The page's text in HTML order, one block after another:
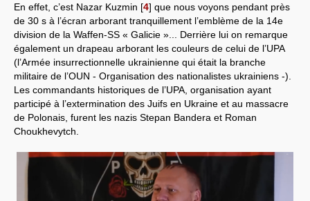
En effet, c’est Nazar Kuzmin [4] que nous voyons pendant près
de 30 s à l’écran arborant tranquillement l’emblème de la 14e
division de la Waffen-SS « Galicie »... Derrière lui on remarque
également un drapeau arborant les couleurs de celui de l’UPA
(l’Armée insurrectionnelle ukrainienne qui était la branche
militaire de l’OUN - Organisation des nationalistes ukrainiens -).
Les commandants historiques de l’UPA, organisation ayant
participé à l’extermination des Juifs en Ukraine et au massacre
de Polonais, furent les nazis Stepan Bandera et Roman
Choukhevytch.